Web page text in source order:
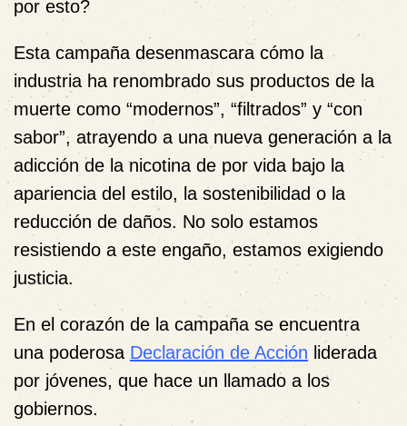
por esto?
Esta campaña desenmascara cómo la
industria ha renombrado sus productos de la
muerte como “modernos”, “filtrados” y “con
sabor”, atrayendo a una nueva generación a la
adicción de la nicotina de por vida bajo la
apariencia del estilo, la sostenibilidad o la
reducción de daños. No solo estamos
resistiendo a este engaño, estamos exigiendo
justicia.
En el corazón de la campaña se encuentra
una poderosa Declaración de Acción liderada
por jóvenes, que hace un llamado a los
gobiernos.